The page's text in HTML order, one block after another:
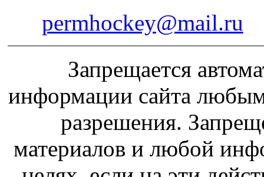
permhockey@mail.ru
Запрещается
информации сайта
разрешения.
материалов и любой